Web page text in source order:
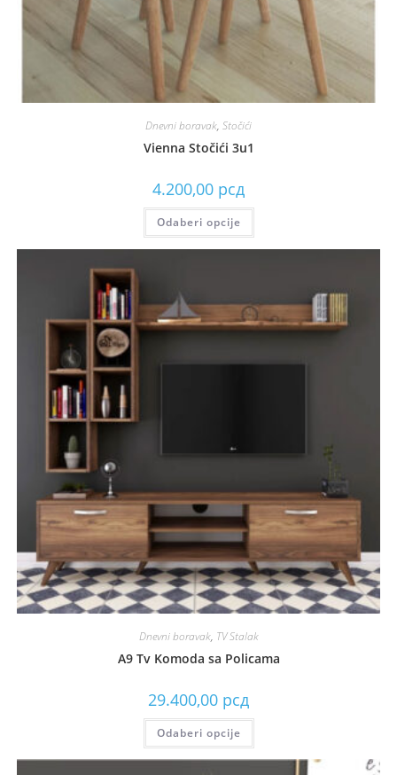
Dnevni boravak, Stočići
Vienna Stočići 3u1
4.200,00 рсд
Odaberi opcije
Dnevni boravak, TV Stalak
A9 Tv Komoda sa Policama
29.400,00 рсд
Odaberi opcije